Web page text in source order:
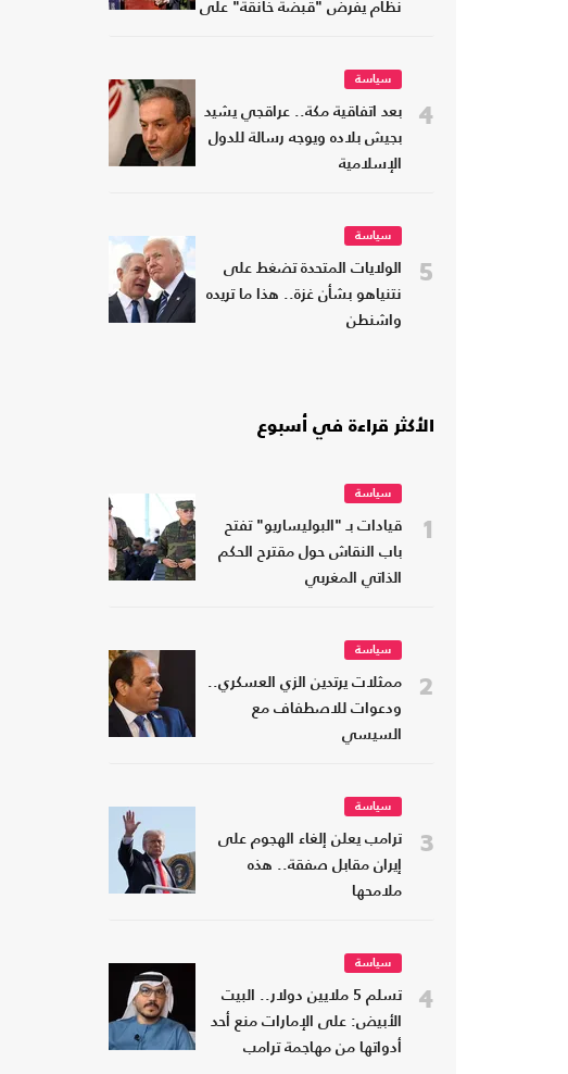
نظام يفرض "قبضة خانقة" على
4
سياسة
بعد اتفاقية مكة.. عراقجي يشيد
بجيش بلاده ويوجه رسالة للدول
الإسلامية
5
سياسة
الولايات المتحدة تضغط على
نتنياهو بشأن غزة.. هذا ما تريده
واشنطن
الأكثر قراءة في أسبوع
1
سياسة
قيادات بـ "البوليساريو" تفتح
باب النقاش حول مقترح الحكم
الذاتي المغربي
2
سياسة
ممثلات يرتدين الزي العسكري..
ودعوات للاصطفاف مع
السيسي
3
سياسة
ترامب يعلن إلغاء الهجوم على
إيران مقابل صفقة.. هذه
ملامحها
4
سياسة
تسلم 5 ملايين دولار.. البيت
الأبيض: على الإمارات منع أحد
أدواتها من مهاجمة ترامب